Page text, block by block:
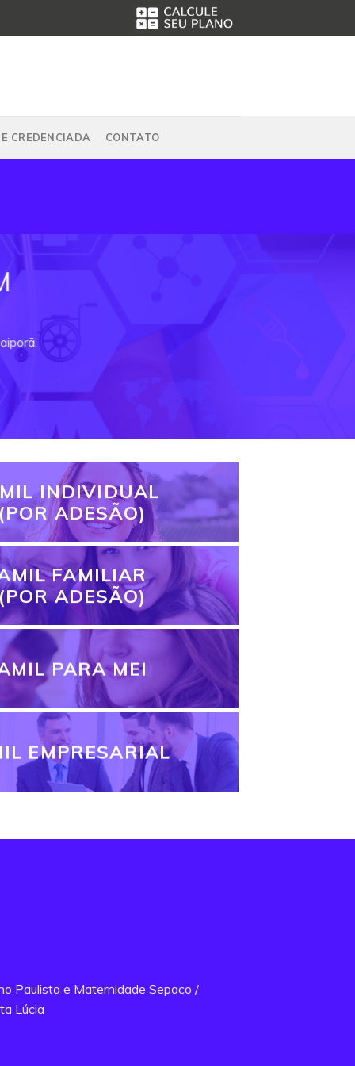
CREDENCIADA CONTATO
INDIVIDUAL
ADESÃO)
FAMILIAR
ADESÃO)
PARA MEI
EMPRESARIAL
Paulista e Maternidade Sepaco /
Lúcia